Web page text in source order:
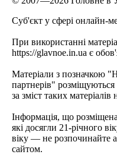
Cуб'єкт у сфері онлайн-
При використанні
https://glavnoe.in.ua є
Матеріали з позначкою
партнерів" розміщуються
за зміст таких
Інформація, що
які досягли 21-річного
віку — не розпочинайте
сайтом.